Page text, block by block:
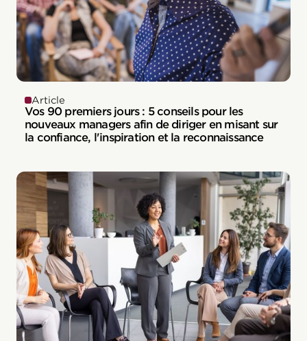
Article
Vos 90 premiers jours : 5 conseils pour les
nouveaux managers afin de diriger en misant sur
la confiance, l'inspiration et la reconnaissance